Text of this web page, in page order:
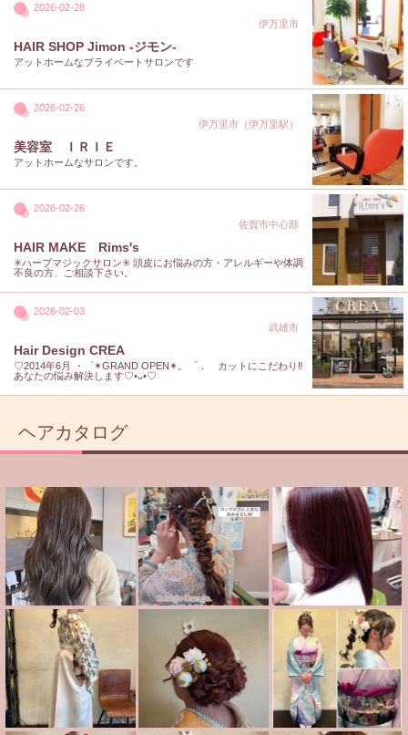
2026-02-28
伊万里市
HAIR SHOP Jimon -ジモン-
アットホームなプライベートサロンです
2026-02-26
伊万里市（伊万里駅）
美容室 ＩＲＩＥ
アットホームなサロンです。
2026-02-26
佐賀市中心部
HAIR MAKE Rims's
✳︎ハーブマジックサロン✳︎ 頭皮にお悩みの方・アレルギーや体調
不良の方、ご相談下さい。
2026-02-03
武雄市
Hair Design CREA
♡2014年6月 ・゜✴︎GRAND OPEN✴︎。゜． カットにこだわり‼︎
あなたの悩み解決します♡•ᴗ•♡
ヘアカタログ